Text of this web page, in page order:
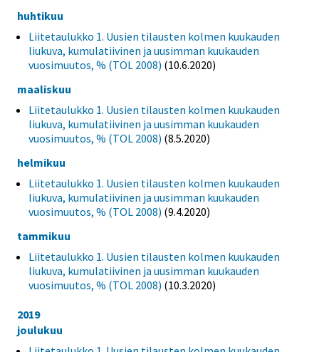
huhtikuu
Liitetaulukko 1. Uusien tilausten kolmen kuukauden
liukuva, kumulatiivinen ja uusimman kuukauden
vuosimuutos, % (TOL 2008) (10.6.2020)
maaliskuu
Liitetaulukko 1. Uusien tilausten kolmen kuukauden
liukuva, kumulatiivinen ja uusimman kuukauden
vuosimuutos, % (TOL 2008) (8.5.2020)
helmikuu
Liitetaulukko 1. Uusien tilausten kolmen kuukauden
liukuva, kumulatiivinen ja uusimman kuukauden
vuosimuutos, % (TOL 2008) (9.4.2020)
tammikuu
Liitetaulukko 1. Uusien tilausten kolmen kuukauden
liukuva, kumulatiivinen ja uusimman kuukauden
vuosimuutos, % (TOL 2008) (10.3.2020)
2019
joulukuu